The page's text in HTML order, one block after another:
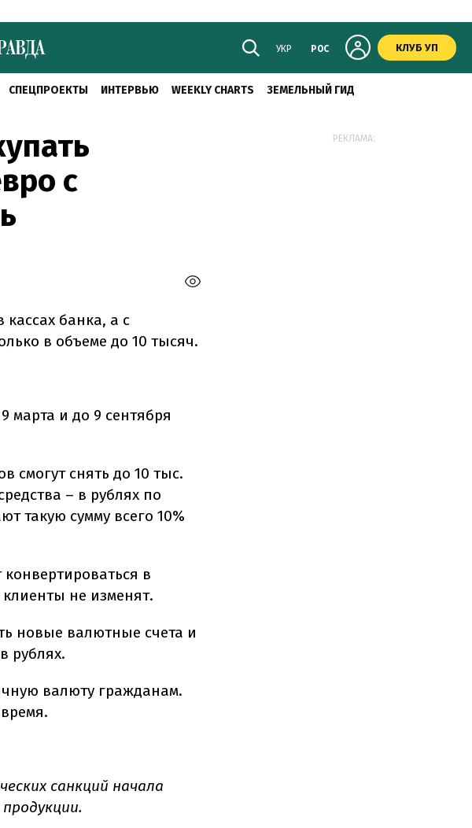
УКР РОС КЛУБ УП
СПЕЦПРОЕКТЫ ИНТЕРВЬЮ WEEKLY CHARTS ЗЕМЕЛЬНЫЙ ГИД
с
банка, а с
в объеме до 10 тысяч.
марта и до 9 сентября
смогут снять до 10 тыс.
– в рублях по
такую сумму всего 10%
в
клиенты не изменят.
новые валютные счета и
рублях.
валюту гражданам.
санкций начала
РЕКЛАМА: